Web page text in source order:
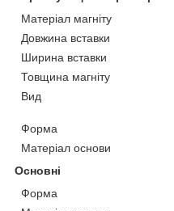
Матеріал магніту
Довжина вставки
Ширина вставки
Товщина магніту
Вид
Форма
Матеріал основи
Основні
Форма